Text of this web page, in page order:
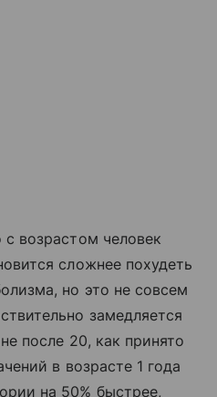
возрастом человек
сложнее похудеть
но это не совсем
замедляется
после 20, как принято
в возрасте 1 года
на 50% быстрее,